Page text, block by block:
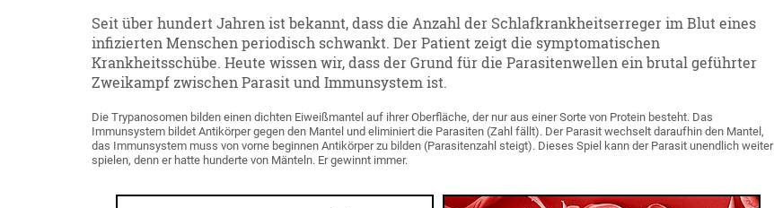
Seit über hundert Jahren ist bekannt, dass die Anzahl der Schlafkrankheitserreger im Blut eines
infizierten Menschen periodisch schwankt. Der Patient zeigt die symptomatischen
Krankheitsschübe. Heute wissen wir, dass der Grund für die Parasitenwellen ein brutal geführter
Zweikampf zwischen Parasit und Immunsystem ist.
Die Trypanosomen bilden einen dichten Eiweißmantel auf ihrer Oberfläche, der nur aus einer Sorte von Protein besteht. Das
Immunsystem bildet Antikörper gegen den Mantel und eliminiert die Parasiten (Zahl fällt). Der Parasit wechselt daraufhin den Mantel,
das Immunsystem muss von vorne beginnen Antikörper zu bilden (Parasitenzahl steigt). Dieses Spiel kann der Parasit unendlich weiter
spielen, denn er hatte hunderte von Mänteln. Er gewinnt immer.